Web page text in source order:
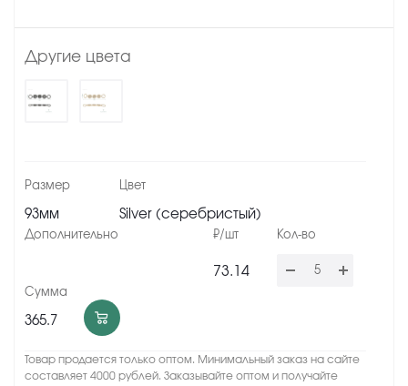
Другие цвета
93мм Silver (серебристый)
73.14
365.7
Товар продается только оптом. Минимальный заказ на сайте
составляет 4000 рублей. Заказывайте оптом и получайте